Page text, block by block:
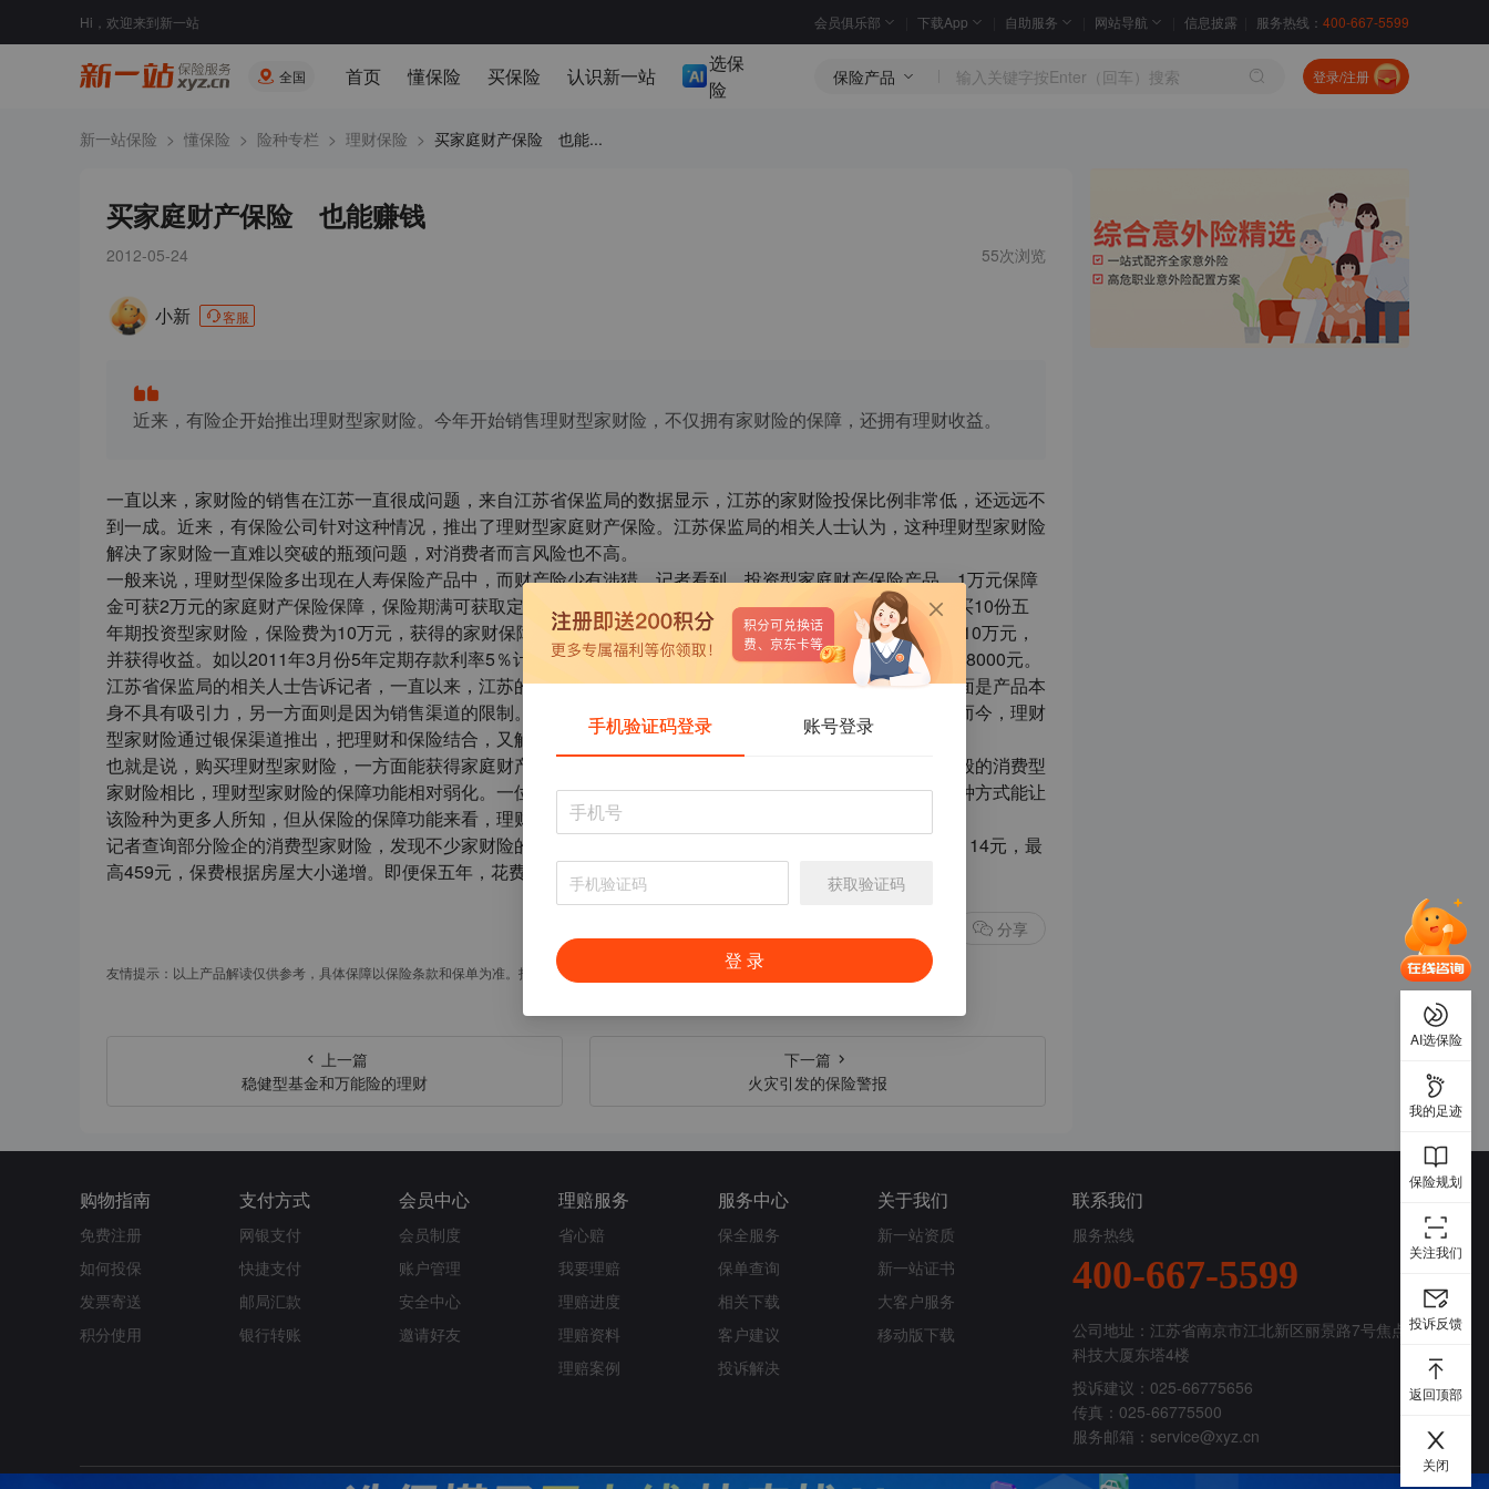
Hi，欢迎来到新一站 会员俱乐部 下载App 自助服务 网站导航 信息披露 服务热线： 400-667-5599
全国 首页 懂保险 买保险 认识新一站
选保
险
保险产品 登录/注册
新一站保险 > 懂保险 > 险种专栏 > 理财保险 > 买家庭财产保险 也能...
买家庭财产保险 也能赚钱
2012-05-24 55次浏览
小新 客服
近来，有险企开始推出理财型家财险。今年开始销售理财型家财险，不仅拥有家财险的保障，还拥有理财收益。
一直以来，家财险的销售在江苏一直很成问题，来自江苏省保监局的数据显示，江苏的家财险投保比例非常低，还远远不
到一成。近来，有保险公司针对这种情况，推出了理财型家庭财产保险。江苏保监局的相关人士认为，这种理财型家财险
解决了家财险一直难以突破的瓶颈问题，对消费者而言风险也不高。
一般来说，理财型保险多出现在人寿保险产品中，而财产险少有涉猎。记者看到，投资型家庭财产保险产品，1万元保障
金可获2万元的家庭财产保险保障，保险期满可获取定额高息收益，高于普通定期存款0.5％。举例来说，如购买10份五
年期投资型家财险，保险费为10万元，获得的家财保障金额为20万元。保险到期，投保人仍可获得保险给付金10万元，
并获得收益。如以2011年3月份5年定期存款利率5％计算，投保人预计获得的收益为10万元×(0.05+0.006)×5=28000元。
江苏省保监局的相关人士告诉记者，一直以来，江苏的家财险销售情况不佳，投保比例很低。该人士称，一方面是产品本
身不具有吸引力，另一方面则是因为销售渠道的限制。因为作为保险公司而言，专门去销售家财险成本很高。而今，理财
型家财险通过银保渠道推出，把理财和保险结合，又解决了渠道问题，未来应该比较好推广。
也就是说，购买理财型家财险，一方面能获得家庭财产保障，另一方面也能获得收益。不过，记者发现，和一般的消费型
家财险相比，理财型家财险的保障功能相对弱化。一位资深保险业内人士告诉记者，对于家财险市场而言，这种方式能让
该险种为更多人所知，但从保险的保障功能来看，理财型家财险的保障功能远低于消费型家财险。
记者查询部分险企的消费型家财险，发现不少家财险的最高保额都高达80多万元。以某家财险为例，最低每年114元，最
高459元，保费根据房屋大小递增。即便保五年，花费也不过570元，而每年的保障则高达26万元。
分享
友情提示：以上产品解读仅供参考，具体保障以保险条款和保单为准。投资有风险，风险需自担
上一篇
稳健型基金和万能险的理财
下一篇
火灾引发的保险警报
购物指南
免费注册
如何投保
发票寄送
积分使用
支付方式
网银支付
快捷支付
邮局汇款
银行转账
会员中心
会员制度
账户管理
安全中心
邀请好友
理赔服务
省心赔
我要理赔
理赔进度
理赔资料
理赔案例
服务中心
保全服务
保单查询
相关下载
客户建议
投诉解决
关于我们
新一站资质
新一站证书
大客户服务
移动版下载
联系我们
服务热线
400-667-5599
公司地址：江苏省南京市江北新区丽景路7号焦点
科技大厦东塔4楼
投诉建议：025-66775656
传真：025-66775500
服务邮箱： service@xyz.cn
AI选保险
我的足迹
保险规划
关注我们
投诉反馈
返回顶部
关闭
手机验证码登录 账号登录
获取验证码
登 录